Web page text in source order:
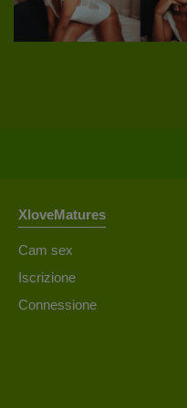
XloveMatures
Cam sex
Iscrizione
Connessione